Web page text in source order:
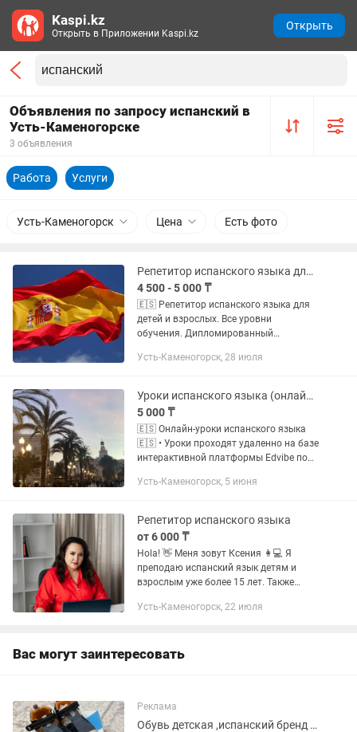
Объявления по запросу испанский в
Усть-Каменогорске
3 объявления
Работа Услуги
Усть-Каменогорск Цена Есть фото
Репетитор испанского языка для детей и взрослых. Все уровни обучения.
4 500 - 5 000 ₸
🇪🇸 Репетитор испанского языка для
детей и взрослых. Все уровни
обучения. Дипломированный
Меня зовут Камила, я —
педагогическим...
Усть-Каменогорск, 28 июля
Уроки испанского языка (онлайн, индивидуально)
5 000 ₸
🇪🇸 Онлайн-уроки испанского языка
🇪🇸 • Уроки проходят удаленно на базе
интерактивной платформы Edvibe по
говорении, расширении словарного
Усть-Каменогорск, 5 июня
Репетитор испанского языка
от 6 000 ₸
Hola! 👋 Меня зовут Ксения 👩💻 Я
преподаю испанский язык детям и
взрослым уже более 15 лет. Также
испаноговорящих, используя
Усть-Каменогорск, 22 июля
Вас могут заинтересовать
Реклама
Обувь детская ,испанский бренд Biomecanics
Kaspi.kz
Открыть в Приложении Kaspi.kz
Открыть